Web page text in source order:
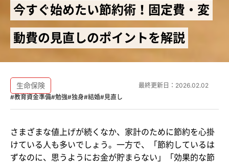
今すぐ始めたい節約術！固定費・変
動費の見直しのポイントを解説
生命保険
#教育資金準備#勉強#独身#結婚#見直し
最終更新日： 2026.02.02
さまざまな値上げが続くなか、家計のために節約を心掛
けている人も多いでしょう。一方で、「節約しているは
ずなのに、思うようにお金が貯まらない」「効果的な節